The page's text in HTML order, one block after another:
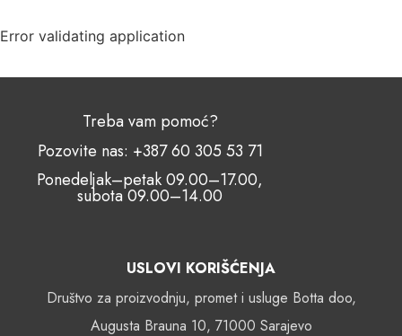
Error validating application
USLOVI KORIŠĆENJA
Društvo za proizvodnju, promet i usluge Botta doo,
Augusta Brauna 10, 71000 Sarajevo
Treba vam pomoć?
Pozovite nas: +387 60 305 53 71
Ponedeljak–petak 09.00–17.00,
subota 09.00–14.00